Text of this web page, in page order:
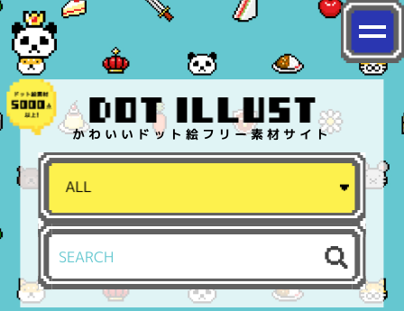
かわいいドット絵フリー素材サイト